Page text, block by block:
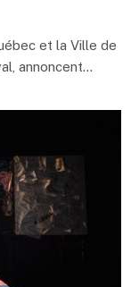
et la Ville de
annoncent…